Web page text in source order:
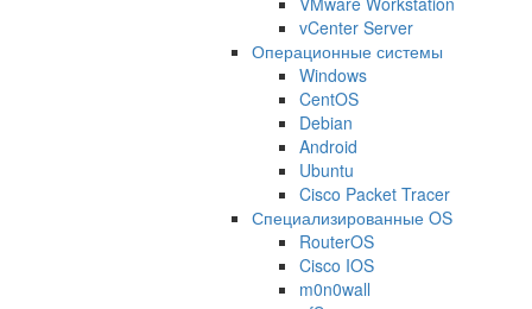
vCenter Server
Операционные системы
Windows
CentOS
Debian
Android
Ubuntu
Cisco Packet Tracer
Специализированные OS
RouterOS
Cisco IOS
m0n0wall